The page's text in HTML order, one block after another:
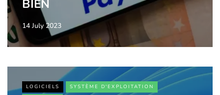
BIEN
14 July 2023
LOGICIELS
SYSTÈME D'EXPLOITATION